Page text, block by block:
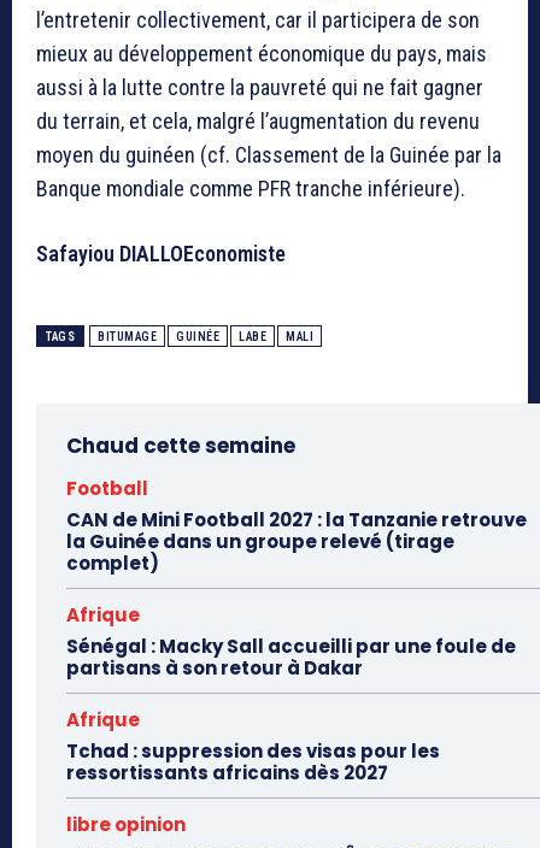
l’entretenir collectivement, car il participera de son
mieux au développement économique du pays, mais
aussi à la lutte contre la pauvreté qui ne fait gagner
du terrain, et cela, malgré l’augmentation du revenu
moyen du guinéen (cf. Classement de la Guinée par la
Banque mondiale comme PFR tranche inférieure).
Safayiou DIALLOEconomiste
TAGS BITUMAGE GUINÉE LABE MALI
Chaud cette semaine
Football
CAN de Mini Football 2027 : la Tanzanie retrouve
la Guinée dans un groupe relevé (tirage
complet)
Afrique
Sénégal : Macky Sall accueilli par une foule de
partisans à son retour à Dakar
Afrique
Tchad : suppression des visas pour les
ressortissants africains dès 2027
libre opinion